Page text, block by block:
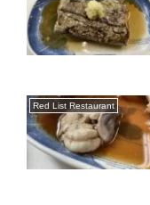
Red List Restaurant